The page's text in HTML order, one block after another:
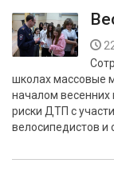
школах массовые
началом
риски ДТП с
велосипедистов и